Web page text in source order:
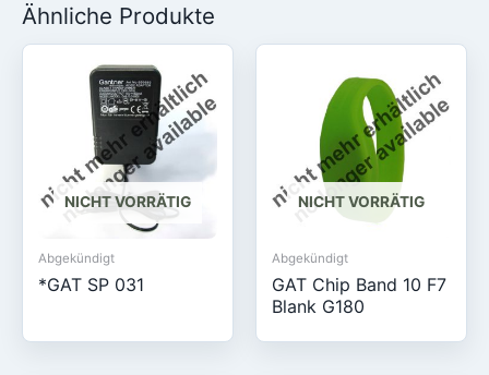
Ähnliche Produkte
NICHT VORRÄTIG
Abgekündigt
*GAT SP 031
NICHT VORRÄTIG
Abgekündigt
GAT Chip Band 10 F7
Blank G180